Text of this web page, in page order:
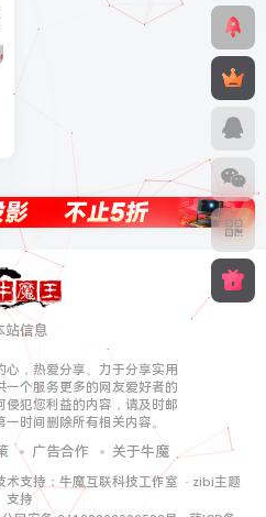
站信息
心，热爱分享、力于分享实用
一个服务更多的网友爱好者的
侵犯您利益的内容，请及时邮
时间删除所有相关内容。
广告合作 关于牛魔
术支持： 牛魔互联科技工作室 · zibi主题
支持